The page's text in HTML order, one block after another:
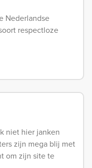
Nederlandse
respectloze
niet hier janken
zijn mega blij met
om zijn site te